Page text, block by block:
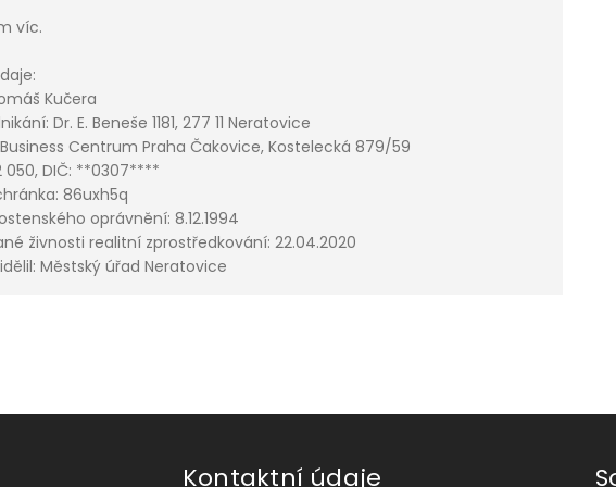
víc.
Kučera
Dr. E. Beneše 1181, 277 11 Neratovice
Centrum Praha Čakovice, Kostelecká 879/59
050, DIČ: **0307****
86uxh5q
oprávnění: 8.12.1994
živnosti realitní zprostředkování: 22.04.2020
Městský úřad Neratovice
Kontaktní údaje